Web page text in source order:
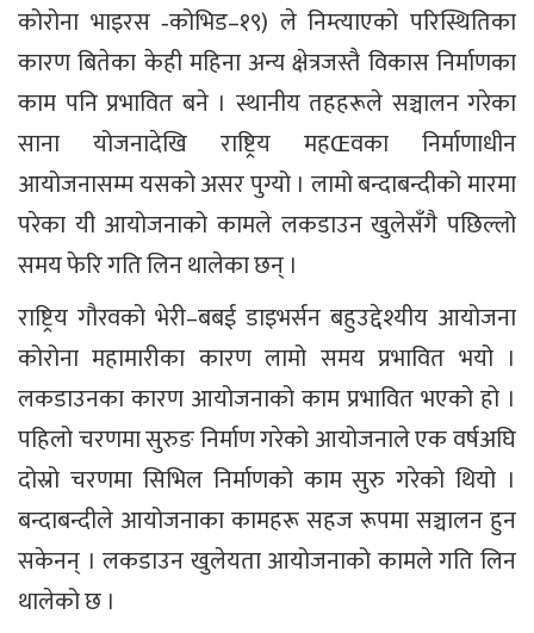
कोरोना भाइरस ‐कोभिड–१९) ले निम्त्याएको परिस्थितिका
कारण बितेका केही महिना अन्य क्षेत्रजस्तै विकास निर्माणका
काम पनि प्रभावित बने । स्थानीय तहहरूले सञ्चालन गरेका
साना योजनादेखि राष्ट्रिय महŒवका निर्माणाधीन
आयोजनासम्म यसको असर पुग्यो । लामो बन्दाबन्दीको मारमा
परेका यी आयोजनाको कामले लकडाउन खुलेसँगै पछिल्लो
समय फेरि गति लिन थालेका छन् ।
राष्ट्रिय गौरवको भेरी–बबई डाइभर्सन बहुउद्देश्यीय आयोजना
कोरोना महामारीका कारण लामो समय प्रभावित भयो ।
लकडाउनका कारण आयोजनाको काम प्रभावित भएको हो ।
पहिलो चरणमा सुरुङ निर्माण गरेको आयोजनाले एक वर्षअघि
दोस्रो चरणमा सिभिल निर्माणको काम सुरु गरेको थियो ।
बन्दाबन्दीले आयोजनाका कामहरू सहज रूपमा सञ्चालन हुन
सकेनन् । लकडाउन खुलेयता आयोजनाको कामले गति लिन
थालेको छ ।